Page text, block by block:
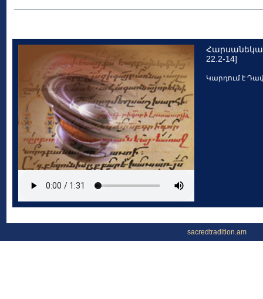
22.2-14]
Կարդում է
sacredtradition.am